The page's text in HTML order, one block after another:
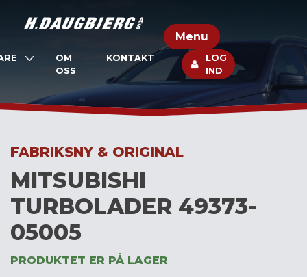
Menu
OM
OSS
KONTAKT
LOG
IND
FABRIKSNY & ORIGINAL
MITSUBISHI
TURBOLADER 49373-
05005
PRODUKTET ER PÅ LAGER